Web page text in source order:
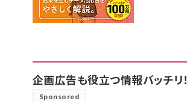
企画広告も役立つ情報バッチリ！
Sponsored